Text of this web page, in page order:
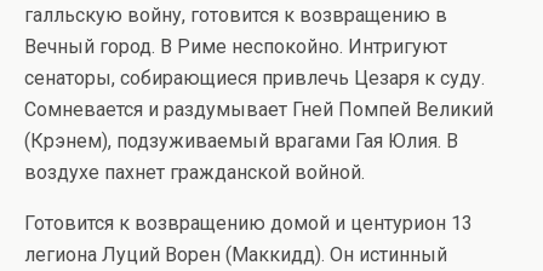
галльскую войну, готовится к возвращению в
Вечный город. В Риме неспокойно. Интригуют
сенаторы, собирающиеся привлечь Цезаря к суду.
Сомневается и раздумывает Гней Помпей Великий
(Крэнем), подзуживаемый врагами Гая Юлия. В
воздухе пахнет гражданской войной.
Готовится к возвращению домой и центурион 13
легиона Луций Ворен (Маккидд). Он истинный